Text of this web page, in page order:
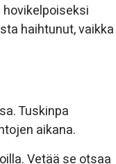
haihtunut, vaikka
Tuskinpa
aikana.
Vetää se otsaa